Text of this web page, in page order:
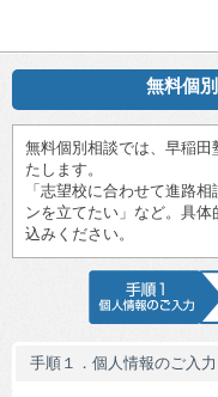
無料個
無料個別相談では、早稲
たします。
「志望校に合わせて進路
ンを立てたい」など。具
込みください。
手順１．個人情報のご入力